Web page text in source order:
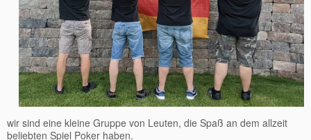
wir sind eine kleine Gruppe von Leuten, die Spaß an dem allzeit
beliebten Spiel Poker haben.